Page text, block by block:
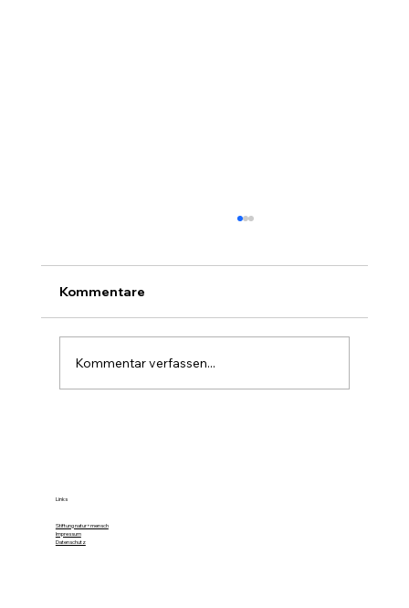
Kommentare
Kommentar verfassen...
Links
Stiftung natur+mensch
Impressum
Datenschutz